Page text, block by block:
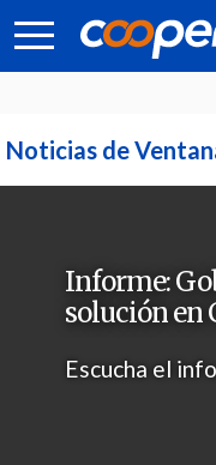
Noticias de
Informe:
solución en
Escucha el